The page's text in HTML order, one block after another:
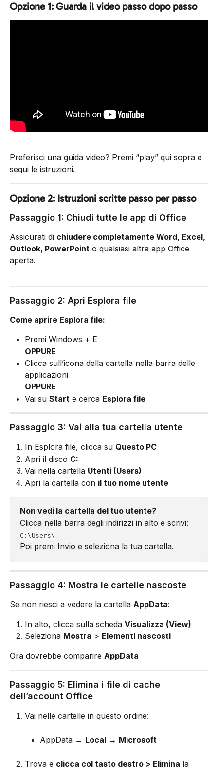
Opzione 1: Guarda il video passo dopo passo
Preferisci una guida video? Premi “play” qui sopra e
segui le istruzioni.
Opzione 2: Istruzioni scritte passo per passo
Passaggio 1: Chiudi tutte le app di Office
Assicurati di chiudere completamente Word, Excel,
Outlook, PowerPoint o qualsiasi altra app Office
aperta.
Passaggio 2: Apri Esplora file
Come aprire Esplora file:
Premi Windows + E
OPPURE
Clicca sull’icona della cartella nella barra delle
applicazioni
OPPURE
Vai su Start e cerca Esplora file
Passaggio 3: Vai alla tua cartella utente
In Esplora file, clicca su Questo PC
Apri il disco C:
Vai nella cartella Utenti (Users)
Apri la cartella con il tuo nome utente
Non vedi la cartella del tuo utente?
Clicca nella barra degli indirizzi in alto e scrivi:
C:\Users\
Poi premi Invio e seleziona la tua cartella.
Passaggio 4: Mostra le cartelle nascoste
Se non riesci a vedere la cartella AppData:
In alto, clicca sulla scheda Visualizza (View)
Seleziona Mostra > Elementi nascosti
Ora dovrebbe comparire AppData
Passaggio 5: Elimina i file di cache
dell’account Office
Vai nelle cartelle in questo ordine:
AppData → Local → Microsoft
Trova e clicca col tasto destro > Elimina la